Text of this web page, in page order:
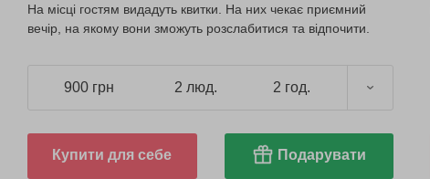
На місці гостям видадуть квитки. На них чекає приємний
вечір, на якому вони зможуть розслабитися та відпочити.
900 грн 2 люд. 2 год.
Купити для себе Подарувати